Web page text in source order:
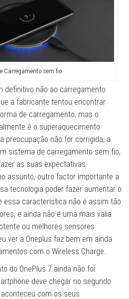
Carregamento sem fio
definitivo não ao carregamento
a fabricante tentou encontrar
de carregamento, mas o
é o superaquecimento
preocupação não for corrigida, a
sistema de carregamento sem fio,
as suas expectativas.
assunto, outro factor importante a
tecnologia poder fazer aumentar o
essa característica não é assim tão
e ainda não é uma mais valia
ou melhores sensores
ver a Oneplus faz bem em ainda
com o Wireless Charge.
do OnePlus 7 ainda não foi
deve chegar no segundo
com os seus